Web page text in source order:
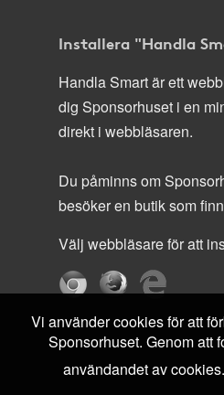
Installera "Handla
Handla Smart är ett
dig Sponsorhuset i en
direkt i webbläsaren.
Du påminns om
besöker en butik som
Välj webbläsare för att
Vi använder cookies för att
Sponsorhuset. Genom att
användandet av cookies.